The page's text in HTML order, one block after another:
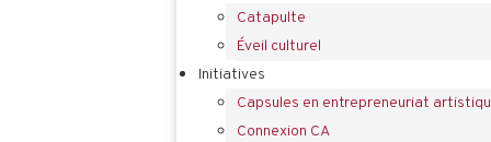
Catapulte
Éveil culturel
Initiatives
Capsules en entrepreneuriat
Connexion CA